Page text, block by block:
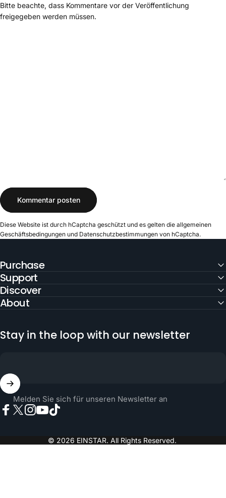
Bitte beachte, dass Kommentare vor der Veröffentlichung
freigegeben werden müssen.
Nachricht
Kommentar posten
Diese Website ist durch hCaptcha geschützt und es gelten die allgemeinen
Geschäftsbedingungen und Datenschutzbestimmungen von hCaptcha.
Purchase
Support
Discover
About
Stay in the loop with our newsletter
Melden Sie sich für unseren Newsletter an
© 2026 EINSTAR. All Rights Reserved.